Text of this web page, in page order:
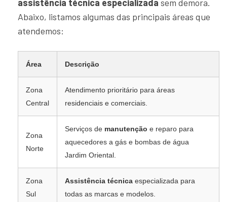
assistência técnica especializada sem demora.
Abaixo, listamos algumas das principais áreas que
atendemos:
Área Descrição
Zona
Central
Atendimento prioritário para áreas
residenciais e comerciais.
Zona
Norte
Serviços de manutenção e reparo para
aquecedores a gás e bombas de água
Jardim Oriental.
Zona
Sul
Assistência técnica especializada para
todas as marcas e modelos.